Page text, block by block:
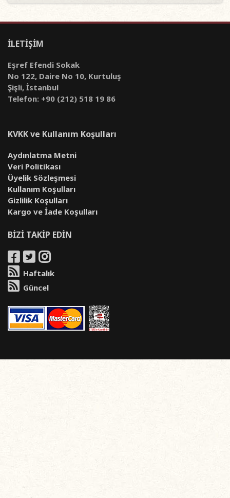
İLETİŞİM
Eşref Efendi Sokak
No 122, Daire No 10, Kurtuluş
Şişli, İstanbul
Telefon: +90 (212) 518 19 86
KVKK ve Kullanım Koşulları
Aydınlatma Metni
Veri Politikası
Üyelik Sözleşmesi
Kullanım Koşulları
Gizlilik Koşulları
Kargo ve İade Koşulları
BİZİ TAKİP EDİN
Haftalık
Güncel